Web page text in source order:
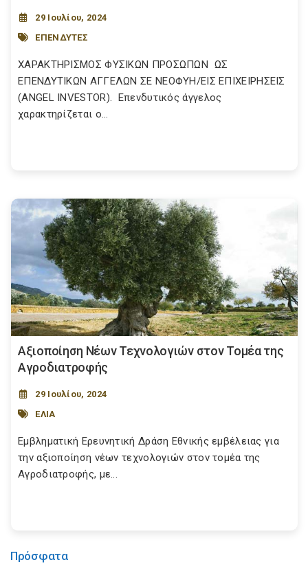
Πρόσφατα
29 Ιουλίου, 2024
ΕΠΕΝΔΥΤΕΣ
ΧΑΡΑΚΤΗΡΙΣΜΟΣ ΦΥΣΙΚΩΝ ΠΡΟΣΩΠΩΝ ΩΣ
ΕΠΕΝΔΥΤΙΚΩΝ ΑΓΓΕΛΩΝ ΣΕ ΝΕΟΦΥΗ/ΕΙΣ ΕΠΙΧΕΙΡΗΣΕΙΣ
(ANGEL INVESTOR). Επενδυτικός άγγελος
χαρακτηρίζεται ο...
Αξιοποίηση Νέων Τεχνολογιών στον Τομέα της
Αγροδιατροφής
29 Ιουλίου, 2024
ΕΛΙΑ
Εμβληματική Ερευνητική Δράση Εθνικής εμβέλειας για
την αξιοποίηση νέων τεχνολογιών στον τομέα της
Αγροδιατροφής, με...